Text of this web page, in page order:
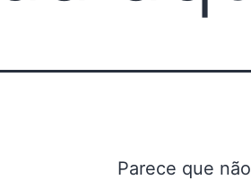
Parece que